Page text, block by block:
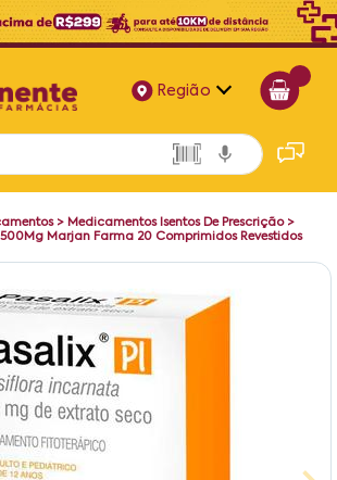
Região
Alagoas
Bahia
Paraíba
> Medicamentos Isentos De Prescrição>
500Mg Marjan Farma 20 Comprimidos Revestidos